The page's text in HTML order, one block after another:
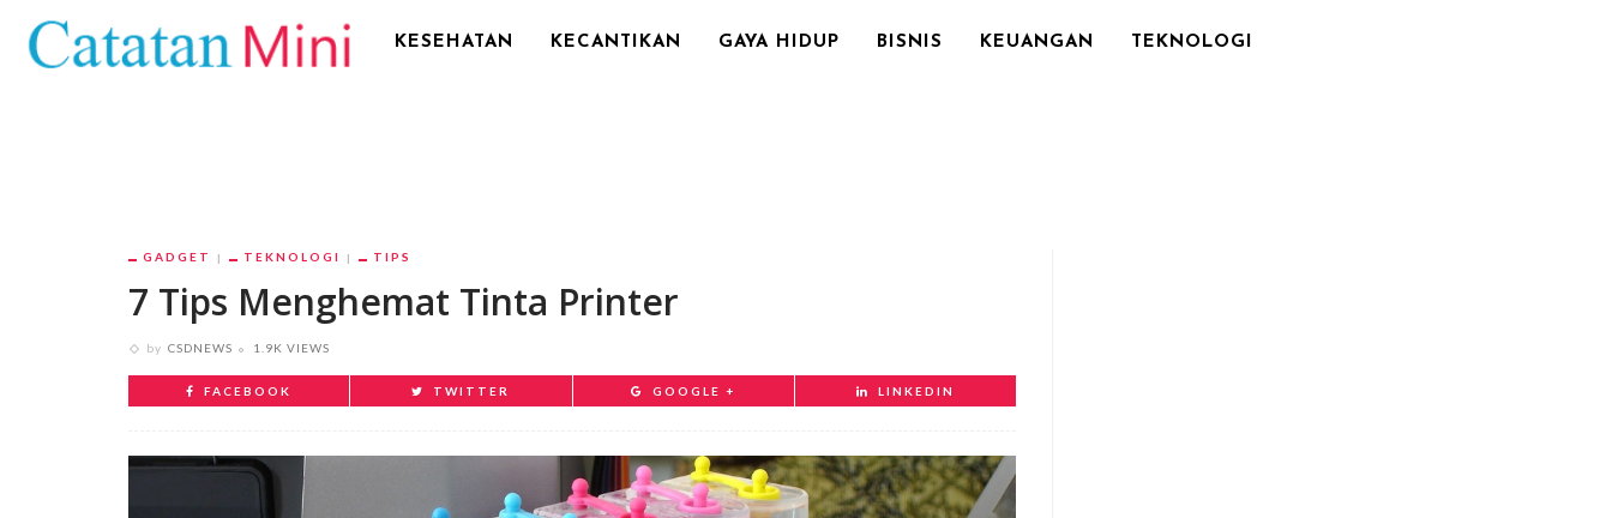
KESEHATAN KECANTIKAN GAYA HIDUP BISNIS KEUANGAN TEKNOLOGI
GADGET TEKNOLOGI TIPS
7 Tips Menghemat Tinta Printer
by CSDNEWS 1.9K VIEWS
FACEBOOK TWITTER GOOGLE + LINKEDIN